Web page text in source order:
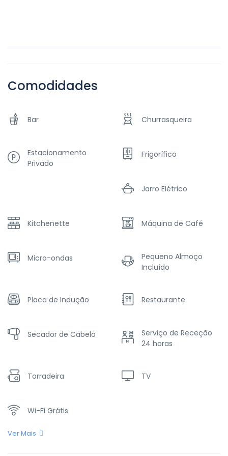
Comodidades
Bar Churrasqueira
Estacionamento
Privado
Frigorífico
Jarro Elétrico
Kitchenette Máquina de Café
Micro-ondas
Pequeno Almoço
Incluído
Placa de Indução Restaurante
Secador de Cabelo
Serviço de Receção
24 horas
Torradeira TV
Wi-Fi Grátis
Ver Mais